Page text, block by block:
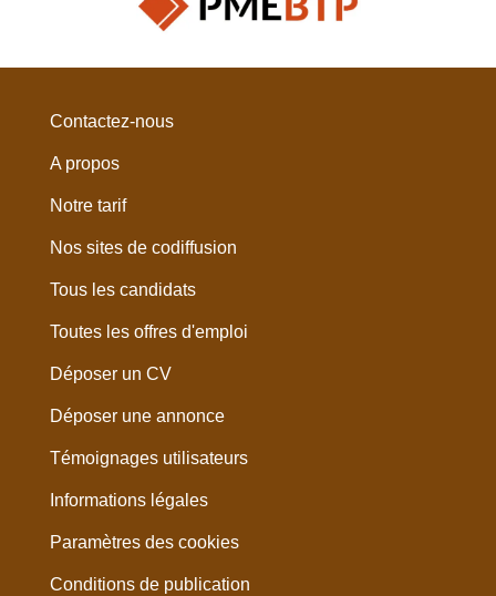
Contactez-nous
A propos
Notre tarif
Nos sites de codiffusion
Tous les candidats
Toutes les offres d'emploi
Déposer un CV
Déposer une annonce
Témoignages utilisateurs
Informations légales
Paramètres des cookies
Conditions de publication